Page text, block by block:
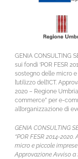
GENIA CONSULTING
sui fondi ‘POR FESR
sostegno delle micro
l’utilizzo dell’ICT.
2020 – Regione
commerce” per e-
all’organizzazione di
GENIA CONSULTING
“POR FESR 2014-
micro e piccole imprese
Approvazione Avviso a